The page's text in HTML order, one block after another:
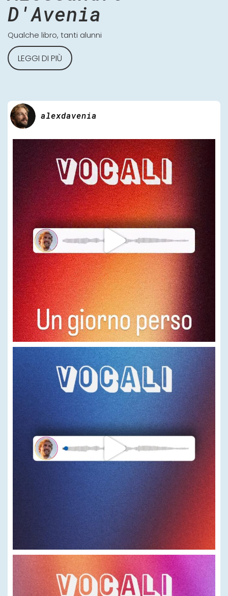
D'Avenia
Qualche libro, tanti alunni
LEGGI DI PIÙ
alexdavenia